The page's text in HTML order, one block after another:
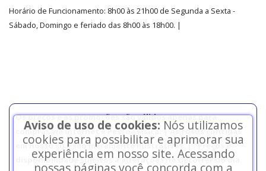
Horário de Funcionamento: 8h00 às 21h00 de Segunda a Sexta -
Sábado, Domingo e feriado das 8h00 às 18h00. |
Os preços e as promoções são válidos apenas para
compras via internet e Pessoa Física. | As fotos contidas
em nosso site são meramente ilustrativas. | *Preços e
disponibilidade sujeitos a alterações no decorrer do dia.
Aviso de uso de cookies: Nós utilizamos
cookies para possibilitar e aprimorar sua
experiência em nosso site. Acessando
nossas páginas você concorda com a